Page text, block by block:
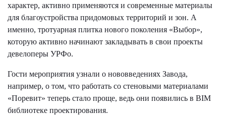
характер, активно применяются и современные материалы
для благоустройства придомовых территорий и зон. А
именно, тротуарная плитка нового поколения «Выбор»,
которую активно начинают закладывать в свои проекты
девелоперы УРФо.
Гости мероприятия узнали о нововведениях Завода,
например, о том, что работать со стеновыми материалами
«Поревит» теперь стало проще, ведь они появились в BIM
библиотеке проектирования.